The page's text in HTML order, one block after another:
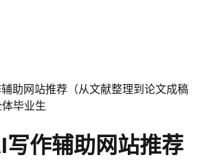
助网站推荐（从文献整理到论文成稿
毕业生
写作辅助网站推荐